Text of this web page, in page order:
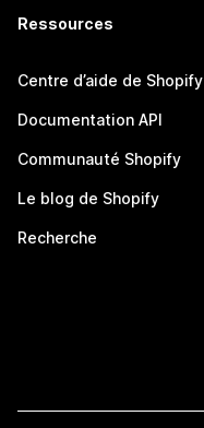
Ressources
Centre d’aide de Shopify
Documentation API
Communauté Shopify
Le blog de Shopify
Recherche